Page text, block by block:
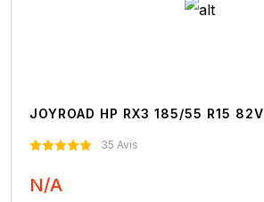
JOYROAD HP RX3 185/55 R15 82V
35 Avis
N/A